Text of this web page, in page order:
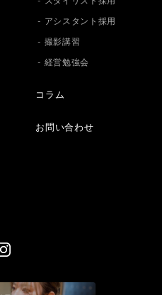
- アシスタント採用
- 撮影講習
- 経営勉強会
コラム
お問い合わせ